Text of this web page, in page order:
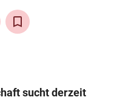
arrow_right
sucht derzeit